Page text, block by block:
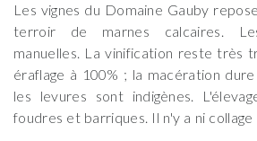
Les vignes du Domaine Gauby
terroir de marnes calcaires.
manuelles. La vinification reste très
éraflage à 100% ; la macération
les levures sont indigènes.
foudres et barriques. Il n'y a ni